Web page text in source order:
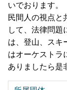
いでおります。
民間人の視点と
して、法律問題
は、登山、スキ
はオーケストラ
ありましたら是